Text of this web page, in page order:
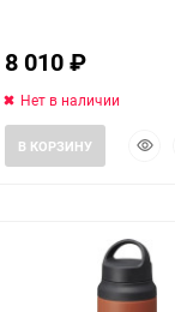
8 010₽
Нет в наличии
В КОРЗИНУ